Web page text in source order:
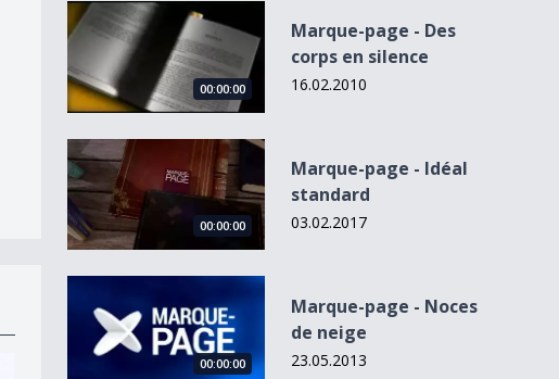
Marque-page - Des corps en silence
00:00:00
Marque-page - Des
corps en silence
16.02.2010
Marque-page - Idéal standard
00:00:00
Marque-page - Idéal
standard
03.02.2017
Marque-page - Noces de neige
00:00:00
Marque-page - Noces
de neige
23.05.2013